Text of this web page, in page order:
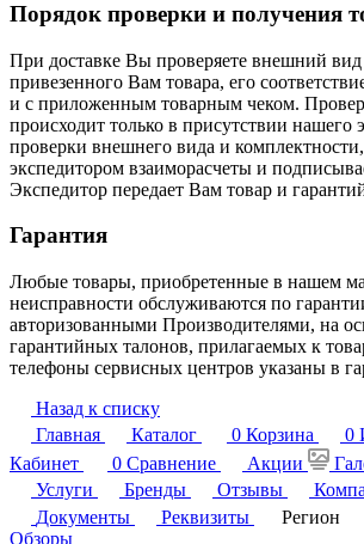
Порядок проверки и получения
При доставке Вы проверяете внешний вид
привезенного Вам товара, его
и с приложенным товарным чеком.
происходит только в присутствии нашего
проверки внешнего вида и
экспедитором взаиморасчеты и
Экспедитор передает Вам товар и
Гарантия
Любые товары, приобретенные в нашем
неисправности обслуживаются по
авторизованными Производителями, на
гарантийных талонов, прилагаемых к
телефоны сервисных центров указаны в
Назад к списку
Главная
Каталог 0 Корзина 0
Кабинет
0 Сравнение Акции
Услуги
Бренды Отзывы
Документы
Реквизиты Регион
Обзоры